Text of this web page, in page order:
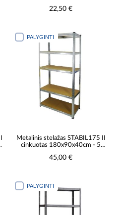
22,50 €
PALYGINTI
Metalinis stelažas STABIL175 II
cinkuotas 180x90x40cm - 5
45,00 €
PALYGINTI